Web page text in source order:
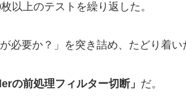
以上のテストを繰り返した。
必要か？」を突き詰め、たどり着い
の前処理フィルター切断」 だ。